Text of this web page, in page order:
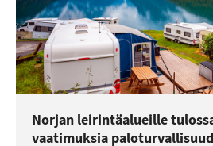
Norjan leirintäalueille
vaatimuksia